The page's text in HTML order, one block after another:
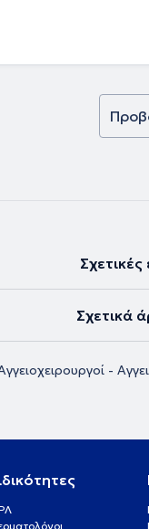
έργου έλαβε τον
Διδάκτορας του
Τίτλων. Διαθέτει άδεια
Σχετικές
Σχετικά
-